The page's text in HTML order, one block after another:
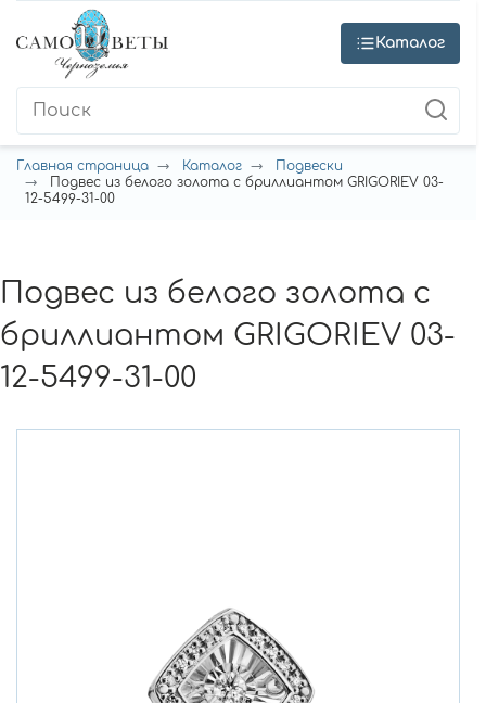
Каталог
Главная страница Каталог
Подвески
Подвес из белого золота с бриллиантом GRIGORIEV 03-
12-5499-31-00
Подвес из белого золота с
бриллиантом GRIGORIEV 03-
12-5499-31-00